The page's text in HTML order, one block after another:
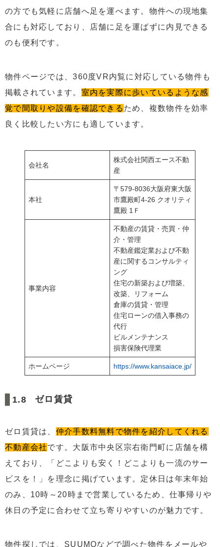
の方でも気軽に店舗へ足を運べます。物件への現地集
合にも対応しており、店舗に足を運ばずに内見できる
のも便利です。
物件ページでは、360度VR内覧に対応している物件も
掲載されています。 室内を実際に歩いているような感
覚で間取りや設備を確認できる ため、複数物件を効率
良く比較したい方にも適しています。
会社名
株式会社関西エース不動
産
本社
〒579-8036大阪府東大阪
市鷹殿町4-26 クオリティ
鷹殿 1Ｆ
事業内容
不動産の賃貸・売買・仲
介・管理
不動産鑑定業および不動
産に関するコンサルティ
ング
住宅の新築および増築、
改築、リフォーム
倉庫の賃貸・管理
住宅ローンの借入事務の
代行
ビルメンテナンス
損害保険代理業
ホームページ https://www.kansaiace.jp/
ゼロ賃貸
ゼロ賃貸は、 仲介手数料無料で物件を紹介してくれる
不動産会社です。大阪市中央区宗右衛門町に店舗を構
えており、「どこよりも安く！どこよりも一流のサー
ビスを！」を理念に掲げています。定休日は年末年始
のみ、10時～20時まで営業しているため、仕事帰りや
休日の予定に合わせて立ち寄りやすいのが魅力です。
物件探しでは、SUUMOなどで調べた物件をメールや